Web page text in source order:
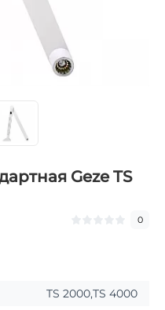
Geze TS
0
TS 2000,TS 4000